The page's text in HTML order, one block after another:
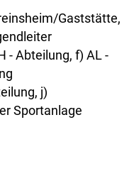
Gaststätte,
- Abteilung, f) AL -
j)
Sportanlage